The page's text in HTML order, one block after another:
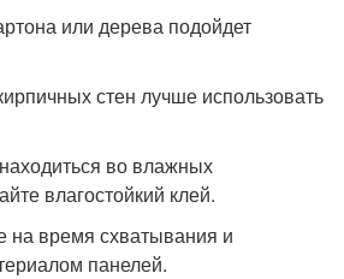
или дерева подойдет
стен лучше использовать
во влажных
влагостойкий клей.
на время схватывания и
панелей.